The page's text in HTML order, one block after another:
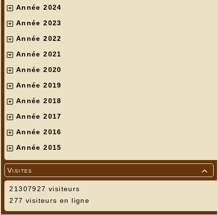
Année 2024
Année 2023
Année 2022
Année 2021
Année 2020
Année 2019
Année 2018
Année 2017
Année 2016
Année 2015

Visites
21307927 visiteurs
277 visiteurs en ligne